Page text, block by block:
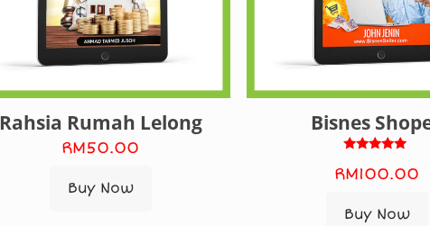
Rahsia Rumah Lelong
RM50.00
Buy Now
Bisnes
5.00
out of 5
RM100.00
Buy Now